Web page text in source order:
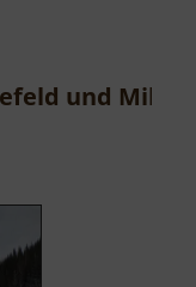
und